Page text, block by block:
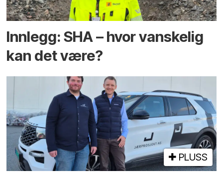
Innlegg: SHA – hvor vanskelig
kan det være?
PLUSS